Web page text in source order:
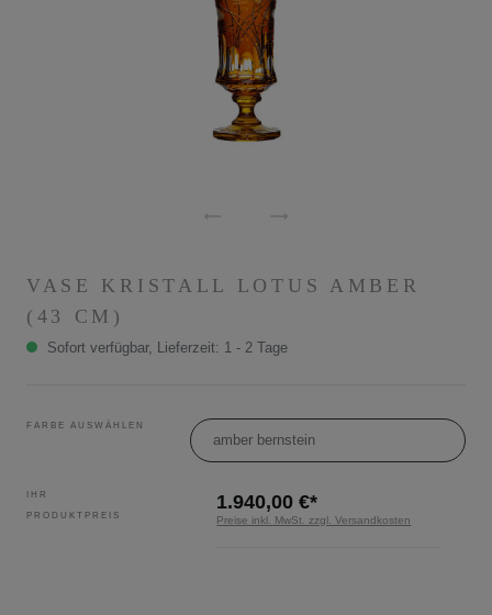
VASE KRISTALL LOTUS AMBER
(43 CM)
Sofort verfügbar, Lieferzeit: 1 - 2 Tage
FARBE AUSWÄHLEN
amber bernstein
IHR
PRODUKTPREIS
1.940,00 €*
Preise inkl. MwSt. zzgl. Versandkosten